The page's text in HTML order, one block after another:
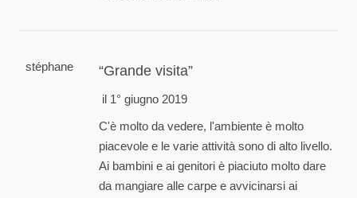
stéphane Grande visita
il 1° giugno 2019
C'è molto da vedere, l'ambiente è molto
piacevole e le varie attività sono di alto livello.
Ai bambini e ai genitori è piaciuto molto dare
da mangiare alle carpe e avvicinarsi ai